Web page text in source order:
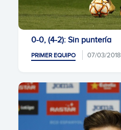
0-0, (4-2): Sin puntería
PRIMER EQUIPO 07/03/2018